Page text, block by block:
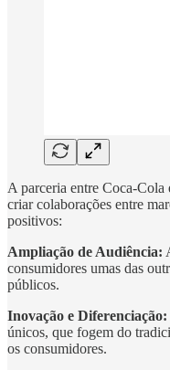
A parceria entre Coca-
criar colaborações entre
positivos:
Ampliação de Audiência:
consumidores umas das
públicos.
Inovação e Diferenciação:
únicos, que fogem do
os consumidores.